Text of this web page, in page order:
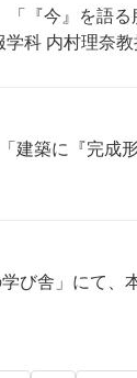
「『今』を語
学科 内村理奈教
建築に『完成
び舎」にて、